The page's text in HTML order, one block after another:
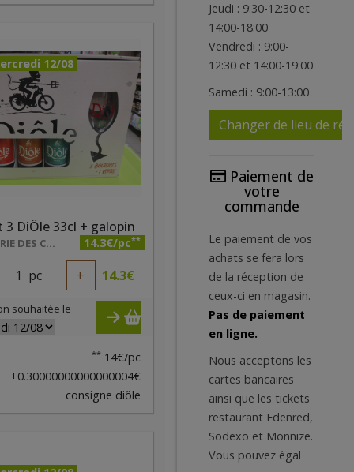
12/08
3 DiÔle 33cl + galopin
BRASSERIE DES CARRIÈRES 14.3€/pc**
1 pc + 14.3€
souhaitée le
** 14€/pc
+0.30000000000000004€
consigne diôle
Jeudi : 9:30-12:30 et
14:00-18:00
Vendredi : 9:00-
12:30 et 14:00-19:00
Samedi : 9:00-13:00
Changer de lieu de
Paiement de
votre
commande
Le paiement de vos
achats se fera lors
de la réception de
ceux-ci en magasin.
Pas de paiement
en ligne.
Nous acceptons les
cartes bancaires
ainsi que les tickets
restaurant Edenred,
Sodexo et Monnize.
Vous pouvez égal